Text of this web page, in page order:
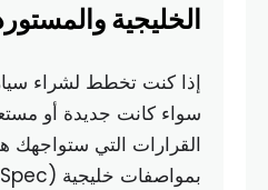
الخليجية
إذا كنت تخطط لشراء
سواء كانت جديدة أو
القرارات التي ستواجهك